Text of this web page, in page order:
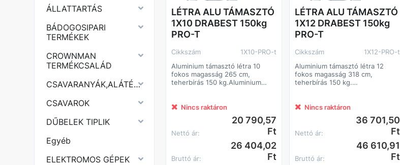
ÁLLATTARTÁS
BÁDOGOSIPARI
TERMÉKEK
CROWNMAN
TERMÉKCSALÁD
CSAVARANYÁK,ALÁTÉTEK
CSAVAROK
DŰBELEK TIPLIK
Egyéb
ELEKTROMOS GÉPEK
LÉTRA ALU TÁMASZTÓ
1X10 DRABEST 150kg
PRO-T
Cikkszám
1X10-PRO-t
Aluminium támasztó létra 10
fokos magasság 265 cm,
teherbírás 150 kg.Aluminium
150 kg.
Nincs raktáron
Nettó ár:
20 790,57
Ft
Bruttó ár:
26 404,02
Ft
LÉTRA ALU TÁMASZTÓ
1X12 DRABEST 150kg
PRO-T
Cikkszám
1X12-PRO-t
Aluminium támasztó létra 12
fokos magasság 318 cm,
teherbírás 150 kg.
teherbírás 150 kg.
Aluminium támasztó létra 12
teherbírás 150 kg.
teherbírás 150 kg.
Nincs raktáron
Nettó ár:
36 701,50
Ft
Bruttó ár:
46 610,91
Ft